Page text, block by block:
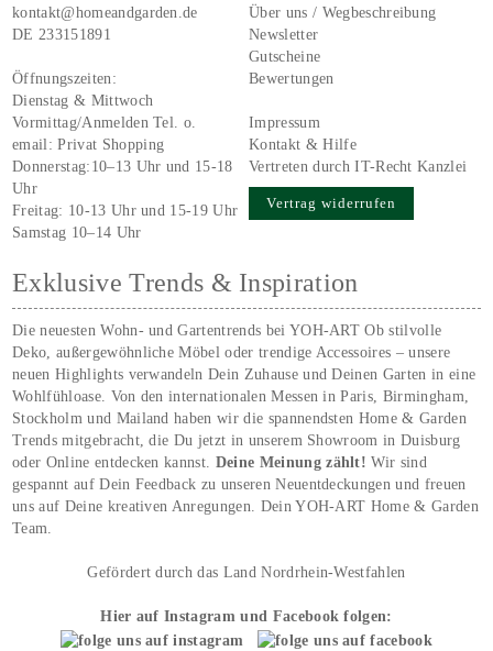
kontakt@homeandgarden.de
DE 233151891
Öffnungszeiten:
Dienstag & Mittwoch
Vormittag/Anmelden Tel. o.
email:Privat Shopping
Donnerstag:10–13 Uhr und 15-18
Uhr
Freitag: 10-13 Uhr und 15-19 Uhr
Samstag 10–14 Uhr
Über uns / Wegbeschreibung
Newsletter
Gutscheine
Bewertungen
Impressum
Kontakt & Hilfe
Vertreten durch IT-Recht Kanzlei
Vertrag widerrufen
Exklusive Trends & Inspiration
Die neuesten Wohn- und Gartentrends bei YOH‑ART Ob stilvolle
Deko, außergewöhnliche Möbel oder trendige Accessoires – unsere
neuen Highlights verwandeln Dein Zuhause und Deinen Garten in eine
Wohlfühloase. Von den internationalen Messen in Paris, Birmingham,
Stockholm und Mailand haben wir die spannendsten Home & Garden
Trends mitgebracht, die Du jetzt in unserem Showroom in Duisburg
oder Online entdecken kannst. Deine Meinung zählt!Wir sind
gespannt auf Dein Feedback zu unseren Neuentdeckungen und freuen
uns auf Deine kreativen Anregungen. Dein YOH‑ART Home & Garden
Team.
Gefördert durch das Land Nordrhein-Westfahlen
Hier auf Instagram und Facebook folgen: